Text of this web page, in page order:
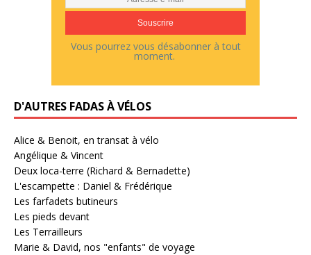
Vous pourrez vous désabonner à tout
moment.
D'AUTRES FADAS À VÉLOS
Alice & Benoit, en transat à vélo
Angélique & Vincent
Deux loca-terre (Richard & Bernadette)
L'escampette : Daniel & Frédérique
Les farfadets butineurs
Les pieds devant
Les Terrailleurs
Marie & David, nos "enfants" de voyage